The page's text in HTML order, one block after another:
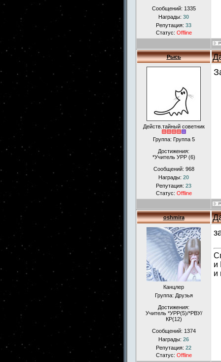
Сообщений: 1335
Награды: 30
Репутация: 33
Статус: Offline
Рысь
Действ.тайный советник
Группа: Группа 5
Достижения:
*Учитель УРР (6)
Сообщений: 968
Награды: 20
Репутация: 23
Статус: Offline
oshmira
Канцлер
Группа: Друзья
Достижения:
Учитель *УРР(5)/*РВУ/
КР(12)
Сообщений: 1374
Награды: 26
Репутация: 22
Статус: Offline
и
и